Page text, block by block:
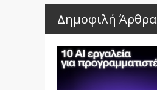
Δημοφιλή Άρθρα